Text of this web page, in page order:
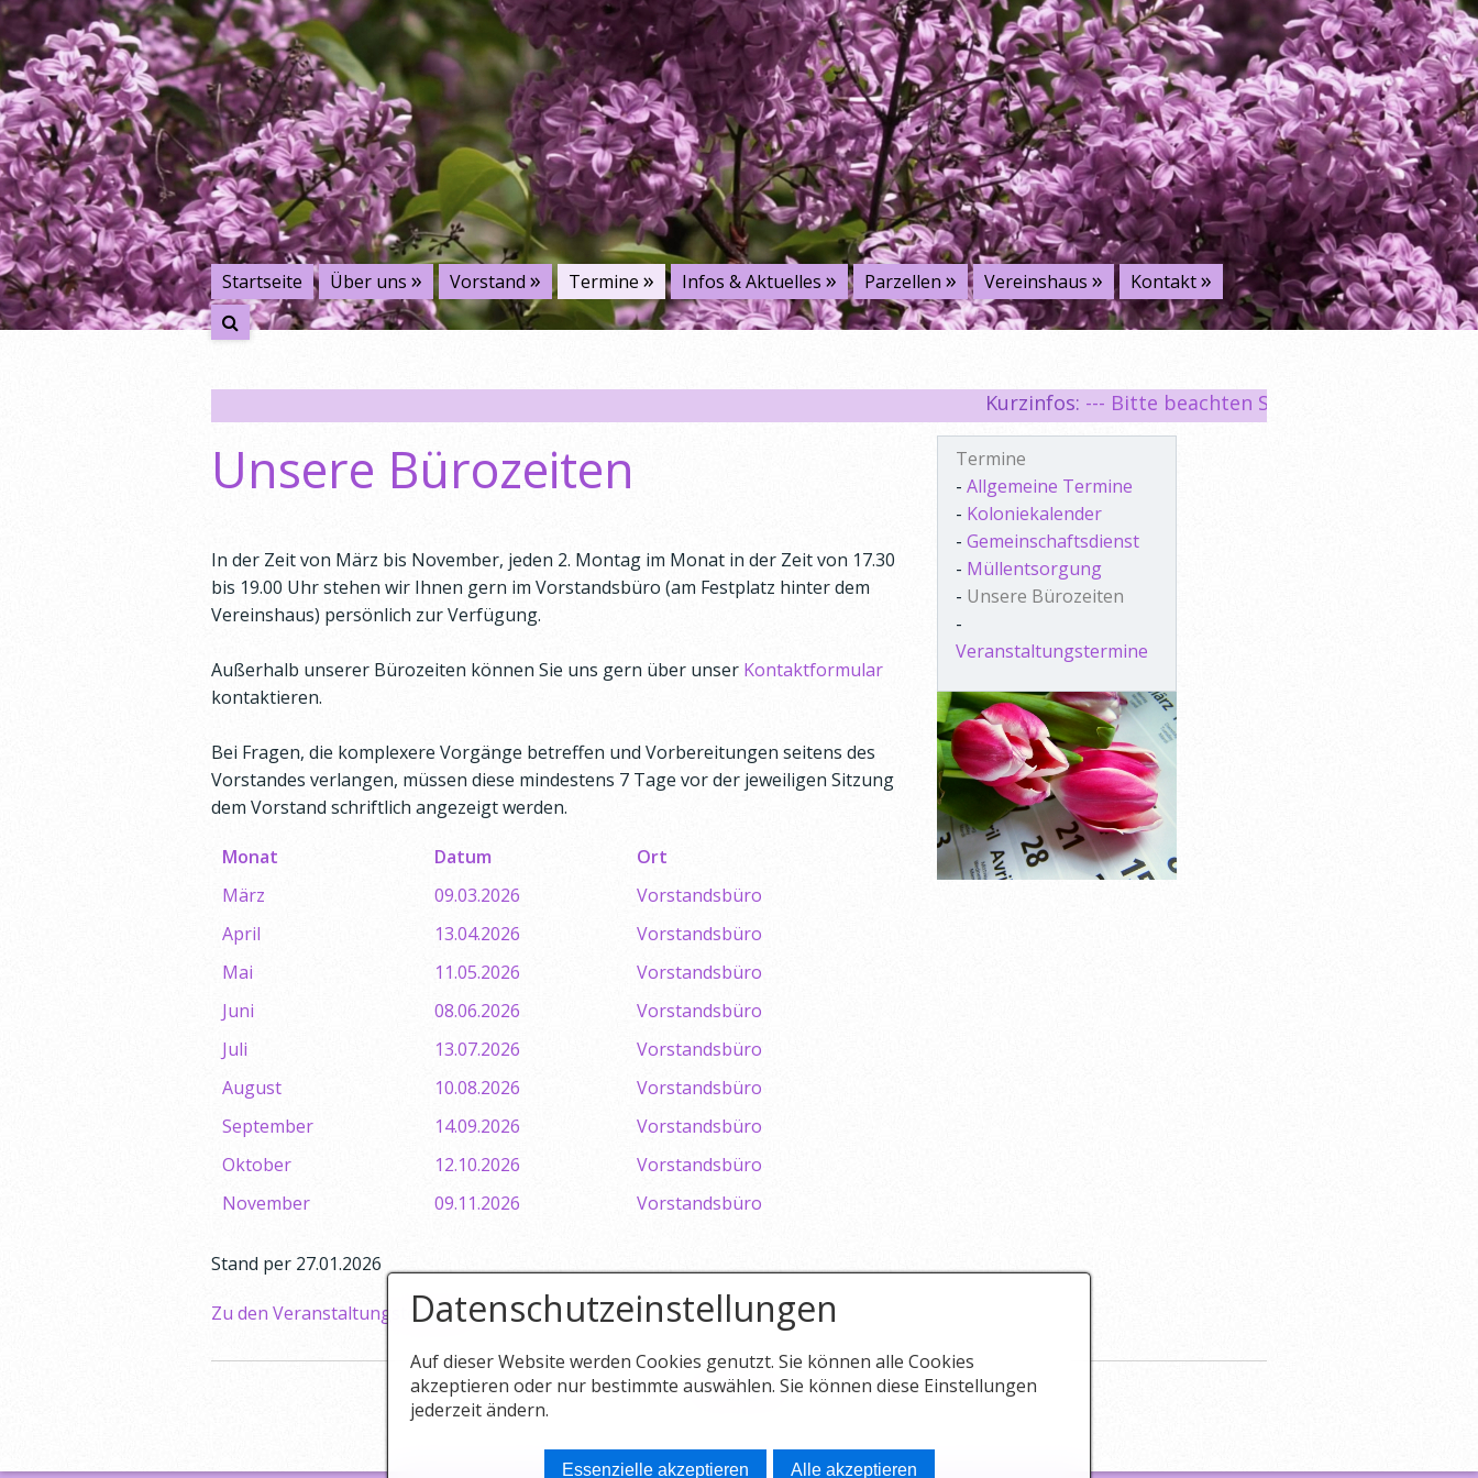
Startseite Über uns Vorstand Termine Infos & Aktuelles Parzellen Vereinshaus Kontakt
Kurzinfos:--- Bitte beachten Sie unsere Hinweise für
Unsere Bürozeiten
In der Zeit von März bis November, jeden 2. Montag im Monat in der Zeit von 17.30
bis 19.00 Uhr stehen wir Ihnen gern im Vorstandsbüro (am Festplatz hinter dem
Vereinshaus) persönlich zur Verfügung.
Außerhalb unserer Bürozeiten können Sie uns gern über unser Kontaktformular
kontaktieren.
Bei Fragen, die komplexere Vorgänge betreffen und Vorbereitungen seitens des
Vorstandes verlangen, müssen diese mindestens 7 Tage vor der jeweiligen Sitzung
dem Vorstand schriftlich angezeigt werden.
Monat Datum
Ort
März
09.03.2026
Vorstandsbüro
April
13.04.2026
Vorstandsbüro
Mai
11.05.2026
Vorstandsbüro
Juni
08.06.2026
Vorstandsbüro
Juli
13.07.2026
Vorstandsbüro
August
10.08.2026
Vorstandsbüro
September
14.09.2026
Vorstandsbüro
Oktober
12.10.2026
Vorstandsbüro
November
09.11.2026 Vorstandsbüro
Stand per 27.01.2026
Termine
- Allgemeine Termine
- Koloniekalender
- Gemeinschaftsdienst
- Müllentsorgung
- Unsere Bürozeiten
-
Veranstaltungstermine
Zu den Veranstaltungsterminen
Nach oben
Datenschutzeinstellungen
Auf dieser Website werden Cookies genutzt. Sie können alle Cookies
akzeptieren oder nur bestimmte auswählen. Sie können diese Einstellungen
jederzeit ändern.
Essenzielle akzeptieren Alle akzeptieren